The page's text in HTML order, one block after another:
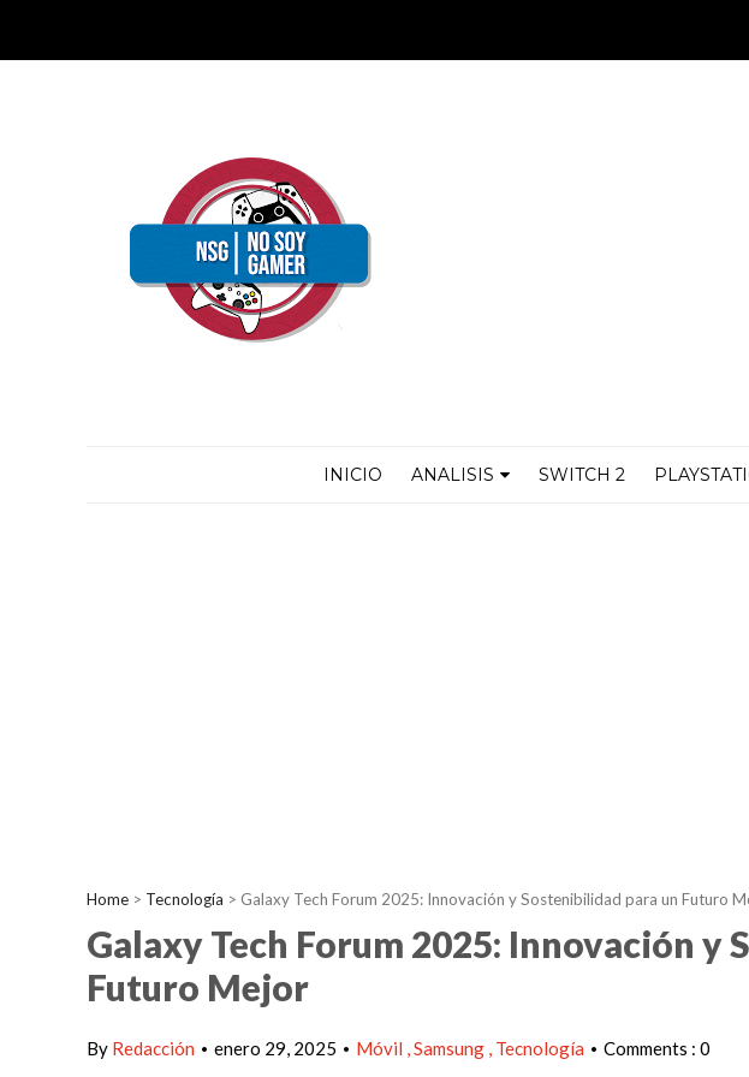
INICIO ANALISIS SWITCH 2
Home > Tecnología > Galaxy Tech Forum 2025: Innovación y Sostenibilidad para un Futuro
Galaxy Tech Forum 2025: Innovación y
Futuro Mejor
By Redacción • enero 29, 2025 • Móvil Samsung Tecnología • Comments : 0